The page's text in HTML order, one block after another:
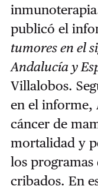
publicó el
tumores en el
Andalucía y
Villalobos.
en el informe,
cáncer de
mortalidad y
los
cribados. En